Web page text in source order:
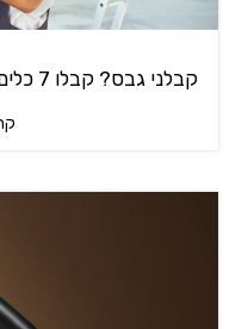
קבלני גבס? קבלו 7 כלים לגבס שמשדרגים כל פרויקט!